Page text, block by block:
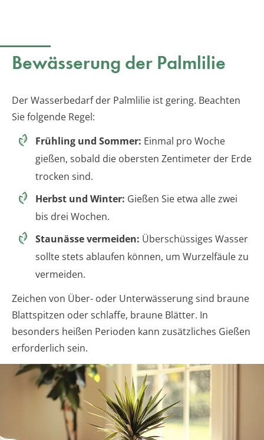
Bewässerung der Palmlilie
Der Wasserbedarf der Palmlilie ist gering. Beachten
Sie folgende Regel:
Frühling und Sommer: Einmal pro Woche
gießen, sobald die obersten Zentimeter der Erde
trocken sind.
Herbst und Winter: Gießen Sie etwa alle zwei
bis drei Wochen.
Staunässe vermeiden: Überschüssiges Wasser
sollte stets ablaufen können, um Wurzelfäule zu
vermeiden.
Zeichen von Über- oder Unterwässerung sind braune
Blattspitzen oder schlaffe, braune Blätter. In
besonders heißen Perioden kann zusätzliches Gießen
erforderlich sein.